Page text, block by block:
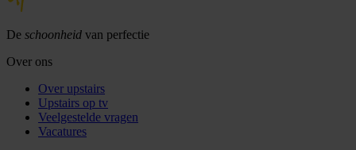
De schoonheid van perfectie
Over ons
Over upstairs
Upstairs op tv
Veelgestelde vragen
Vacatures